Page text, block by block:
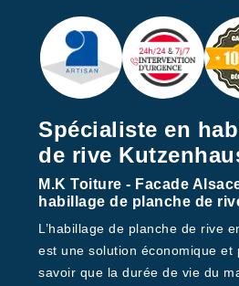
Spécialiste en
de rive
M.K Toiture - Facade
habillage de planche de
L’habillage de planche de rive
est une solution économique et
savoir que la durée de vie du